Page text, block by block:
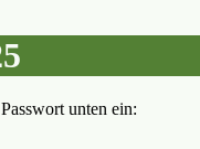
unten ein: